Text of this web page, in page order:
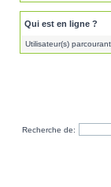
Qui est en ligne ?
Utilisateur(s)
Recherche de: